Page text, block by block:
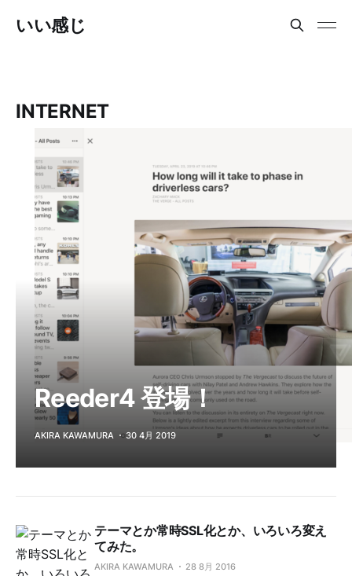
いい感じ
INTERNET
Reeder4 登場！
AKIRA KAWAMURA 30 4月 2019
テーマとか常時SSL化とか、いろいろ変え
てみた。
AKIRA KAWAMURA 28 8月 2016